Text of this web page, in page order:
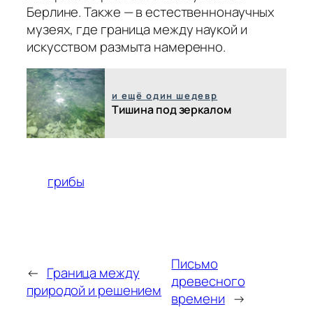
Берлине. Также — в естественнонаучных
музеях, где граница между наукой и
искусством размыта намеренно.
и ещё один шедевр
Тишина под зеркалом
грибы
← Граница между
природой и решением
Письмо
древесного
времени →